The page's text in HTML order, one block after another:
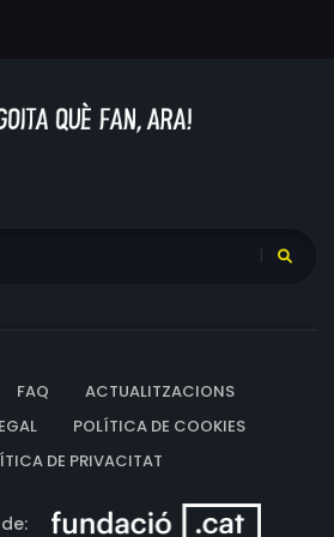
FAQ
ACTUALITZACIONS
POLÍTICA DE COOKIES
DE PRIVACITAT
de: